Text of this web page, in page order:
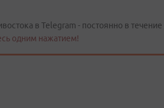
в Telegram - постоянно в течение
одним нажатием!